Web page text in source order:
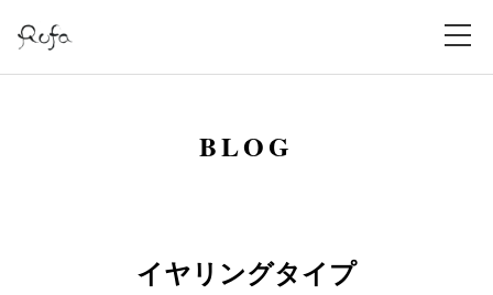
BLOG
イヤリングタイプ